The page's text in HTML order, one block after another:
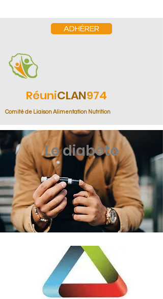
ADHÉRER
RéuniCLAN974
Comité de Liaison Alimentation Nutrition
Le diabète